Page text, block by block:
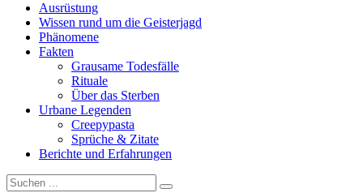
Ausrüstung
Wissen rund um die Geisterjagd
Phänomene
Fakten
Grausame Todesfälle
Rituale
Über das Sterben
Urbane Legenden
Creepypasta
Sprüche & Zitate
Berichte und Erfahrungen
Search